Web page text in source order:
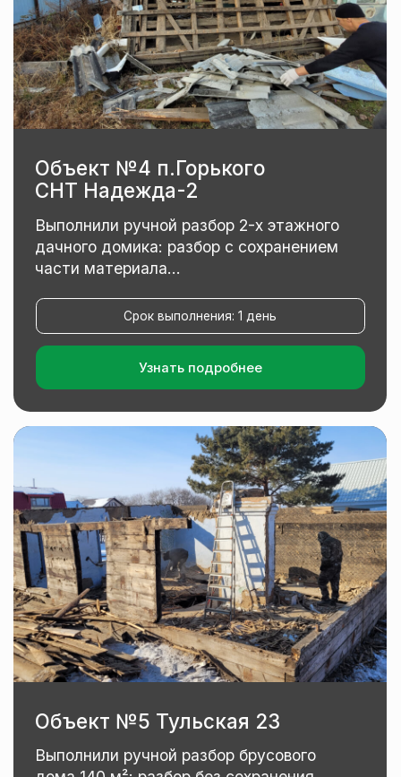
Объект №6 Верхнебазовая 92
Срок выполнения: 1 день
Узнать подробнее
Выполнили ручной разбор дома 78 м² под
ключ: разбор с сохранением хороших
досок, аккуратный разбор...
+7
Я соглашаюсь на обработку персональных
данных
Выполняем снос зданий
и сооружений
в короткие сроки
в Хабаровске
Ваша заявка будет обработана
в кратчайшие сроки, и с вами свяжется
специалист для уточнения всех деталей